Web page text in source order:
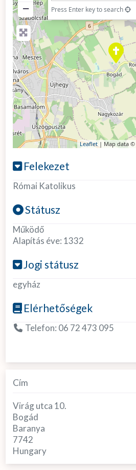
−
Press Enter key to search
Leaflet| Map data ©
Felekezet
Római Katolikus
Státusz
Működő
Alapítás éve: 1332
Jogi státusz
egyház
Elérhetőségek
Telefon: 06 72 473 095
Cím
Virág utca 10.
Bogád
Baranya
7742
Hungary